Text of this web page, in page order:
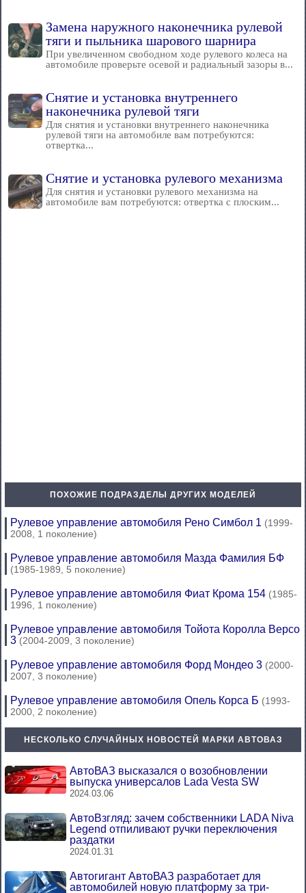
Замена наружного наконечника рулевой
тяги и пыльника шарового шарнира
При увеличенном свободном ходе рулевого колеса на
автомобиле проверьте осевой и радиальный зазоры в...
Снятие и установка внутреннего
наконечника рулевой тяги
Для снятия и установки внутреннего наконечника
рулевой тяги на автомобиле вам потребуются:
отвертка...
Снятие и установка рулевого механизма
Для снятия и установки рулевого механизма на
автомобиле вам потребуются: отвертка с плоским...
ПОХОЖИЕ ПОДРАЗДЕЛЫ ДРУГИХ МОДЕЛЕЙ
Рулевое управление автомобиля Рено Симбол 1 (1999-
2008, 1 поколение)
Рулевое управление автомобиля Мазда Фамилия БФ
(1985-1989, 5 поколение)
Рулевое управление автомобиля Фиат Крома 154 (1985-
1996, 1 поколение)
Рулевое управление автомобиля Тойота Королла Версо
3 (2004-2009, 3 поколение)
Рулевое управление автомобиля Форд Мондео 3 (2000-
2007, 3 поколение)
Рулевое управление автомобиля Опель Корса Б (1993-
2000, 2 поколение)
НЕСКОЛЬКО СЛУЧАЙНЫХ НОВОСТЕЙ МАРКИ АВТОВАЗ
АвтоВАЗ высказался о возобновлении
выпуска универсалов Lada Vesta SW
2024.03.06
АвтоВзгляд: зачем собственники LADA Niva
Legend отпиливают ручки переключения
раздатки
2024.01.31
Автогигант АвтоВАЗ разработает для
автомобилей новую платформу за три-